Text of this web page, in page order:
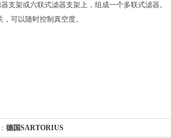
架或六联式滤器支架上，组成一个多联式滤器。
可以随时控制真空度。
德国SARTORIUS